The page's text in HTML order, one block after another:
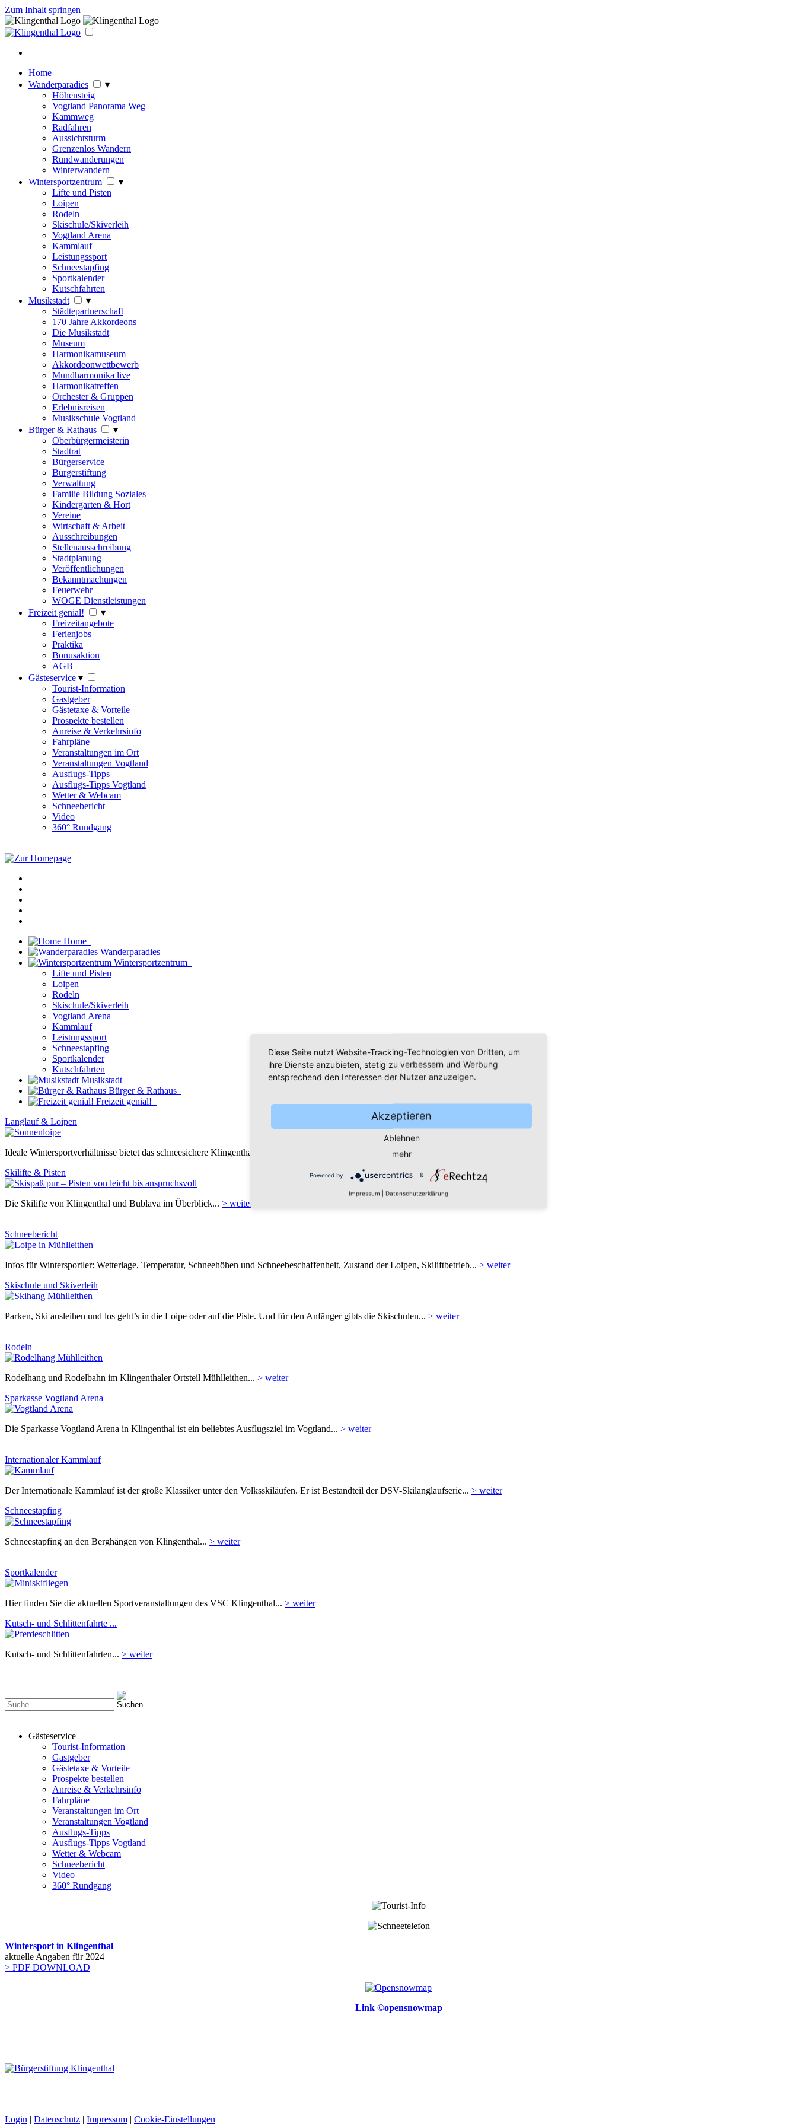
Zum Inhalt springen
Home
Wanderparadies
▾
Höhensteig
Vogtland Panorama Weg
Kammweg
Radfahren
Aussichtsturm
Grenzenlos Wandern
Rundwanderungen
Winterwandern
Wintersportzentrum
▾
Lifte und Pisten
Loipen
Rodeln
Skischule/Skiverleih
Vogtland Arena
Kammlauf
Leistungssport
Schneestapfing
Sportkalender
Kutschfahrten
Musikstadt
▾
Städtepartnerschaft
170 Jahre Akkordeons
Die Musikstadt
Museum
Harmonikamuseum
Akkordeonwettbewerb
Mundharmonika live
Harmonikatreffen
Orchester & Gruppen
Erlebnisreisen
Musikschule Vogtland
Bürger & Rathaus
▾
Oberbürgermeisterin
Stadtrat
Bürgerservice
Bürgerstiftung
Verwaltung
Familie Bildung Soziales
Kindergarten & Hort
Vereine
Wirtschaft & Arbeit
Ausschreibungen
Stellenausschreibung
Stadtplanung
Veröffentlichungen
Bekanntmachungen
Feuerwehr
WOGE Dienstleistungen
Freizeit genial!
▾
Freizeitangebote
Ferienjobs
Praktika
Bonusaktion
AGB
Gästeservice ▾
Tourist-Information
Gastgeber
Gästetaxe & Vorteile
Prospekte bestellen
Anreise & Verkehrsinfo
Fahrpläne
Veranstaltungen im Ort
Veranstaltungen Vogtland
Ausflugs-Tipps
Ausflugs-Tipps Vogtland
Wetter & Webcam
Schneebericht
Video
360° Rundgang
Home
Wanderparadies
Wintersportzentrum
Lifte und Pisten
Loipen
Rodeln
Skischule/Skiverleih
Vogtland Arena
Kammlauf
Leistungssport
Schneestapfing
Sportkalender
Kutschfahrten
Musikstadt
Bürger & Rathaus
Freizeit genial!
Langlauf & Loipen
Ideale Wintersportverhältnisse bietet das schneesichere Klingenthaler Gebiet mit über 100 Kilometer gespurten Langlauf-Loipen...
Skilifte & Pisten
Die Skilifte von Klingenthal und Bublava im Überblick... > weiter
Schneebericht
Infos für Wintersportler: Wetterlage, Temperatur, Schneehöhen und Schneebeschaffenheit, Zustand der Loipen, Skiliftbetrieb... > weiter
Skischule und Skiverleih
Parken, Ski ausleihen und los geht’s in die Loipe oder auf die Piste. Und für den Anfänger gibts die Skischulen... > weiter
Rodeln
Rodelhang und Rodelbahn im Klingenthaler Ortsteil Mühlleithen... > weiter
Sparkasse Vogtland Arena
Die Sparkasse Vogtland Arena in Klingenthal ist ein beliebtes Ausflugsziel im Vogtland... > weiter
Internationaler Kammlauf
Der Internationale Kammlauf ist der große Klassiker unter den Volksskiläufen. Er ist Bestandteil der DSV-Skilanglaufserie... > weiter
Schneestapfing
Schneestapfing an den Berghängen von Klingenthal... > weiter
Sportkalender
Hier finden Sie die aktuellen Sportveranstaltungen des VSC Klingenthal... > weiter
Kutsch- und Schlittenfahrte ...
Kutsch- und Schlittenfahrten... > weiter
Gästeservice
Tourist-Information
Gastgeber
Gästetaxe & Vorteile
Prospekte bestellen
Anreise & Verkehrsinfo
Fahrpläne
Veranstaltungen im Ort
Veranstaltungen Vogtland
Ausflugs-Tipps
Ausflugs-Tipps Vogtland
Wetter & Webcam
Schneebericht
Video
360° Rundgang
Wintersport in Klingenthal
aktuelle Angaben für 2024
> PDF DOWNLOAD
Link ©opensnowmap
Login | Datenschutz | Impressum | Cookie-Einstellungen
Diese Seite nutzt Website-Tracking-Technologien von Dritten, um
ihre Dienste anzubieten, stetig zu verbessern und Werbung
entsprechend den Interessen der Nutzer anzuzeigen.
Akzeptieren
Ablehnen
mehr
Powered by &
Impressum Datenschutzerklärung